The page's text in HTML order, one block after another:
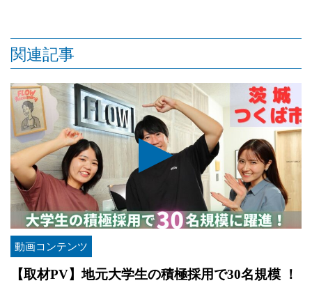
関連記事
動画コンテンツ
【取材PV】地元大学生の積極採用で30名規模 ！